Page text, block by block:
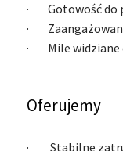
· Gotowość do
·
· Mile widziane
Oferujemy
· Stabilne